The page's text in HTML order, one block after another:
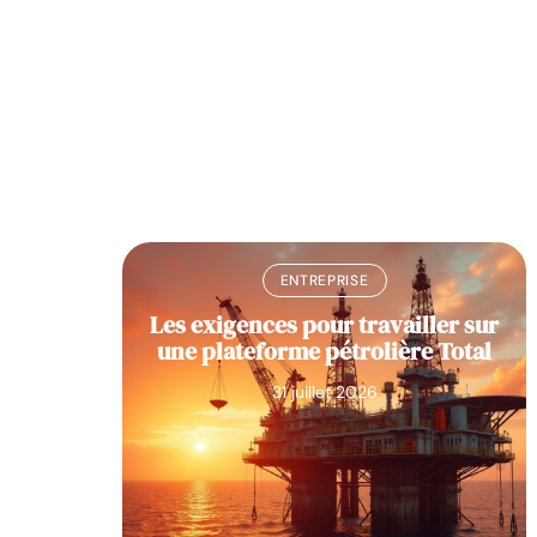
ENTREPRISE
Les exigences pour travailler sur
une plateforme pétrolière Total
31 juillet 2026